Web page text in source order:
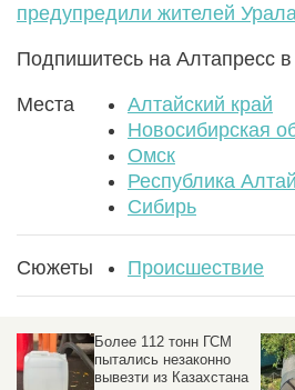
предупредили жителей Урала
Подпишитесь на Алтапресс в
Места
Алтайский край
Новосибирская
Омск
Республика Алтай
Сибирь
Сюжеты Происшествие
Более 112 тонн ГСМ
пытались незаконно
вывезти из Казахстана